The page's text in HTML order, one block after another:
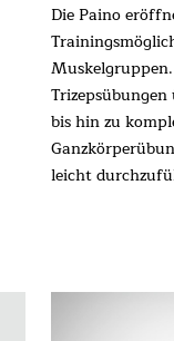
Die Paino
bis hin zu
leicht